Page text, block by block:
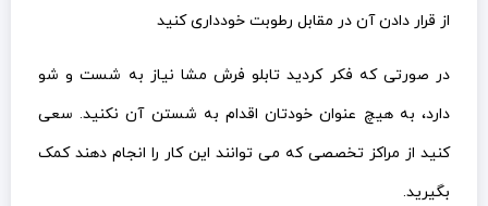
از قرار دادن آن در مقابل رطوبت خودداری کنید
در صورتی که فکر کردید تابلو فرش مشا نیاز به شست و شو
دارد، به هیچ عنوان خودتان اقدام به شستن آن نکنید. سعی
کنید از مراکز تخصصی که می توانند این کار را انجام دهند کمک
بگیرید.